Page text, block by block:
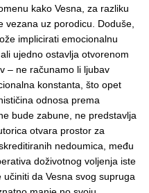
kako Vesna, za razliku
vezana uz porodicu. Doduše,
implicirati emocionalnu
ujedno ostavlja otvorenom
– ne računamo li ljubav
konstanta, što opet
odnosa prema
bude zabune, ne predstavlja
otvara prostor za
nedoumica, među
doživotnog voljenja iste
da Vesna svog supruga